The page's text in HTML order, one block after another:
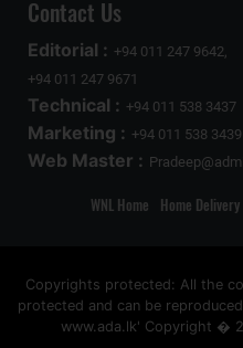
Contact Us
Editorial : +94 011 247 9642,
+94 011 247 9671
Technical : +94 011 538 3437
Marketing : +94 011 538 3439
Web Master :
WNL Home Home Delivery
Copyrights protected: All the
protected and can be
www.ada.lk' Copyright �